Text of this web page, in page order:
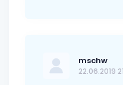
mschw
22.06.2019